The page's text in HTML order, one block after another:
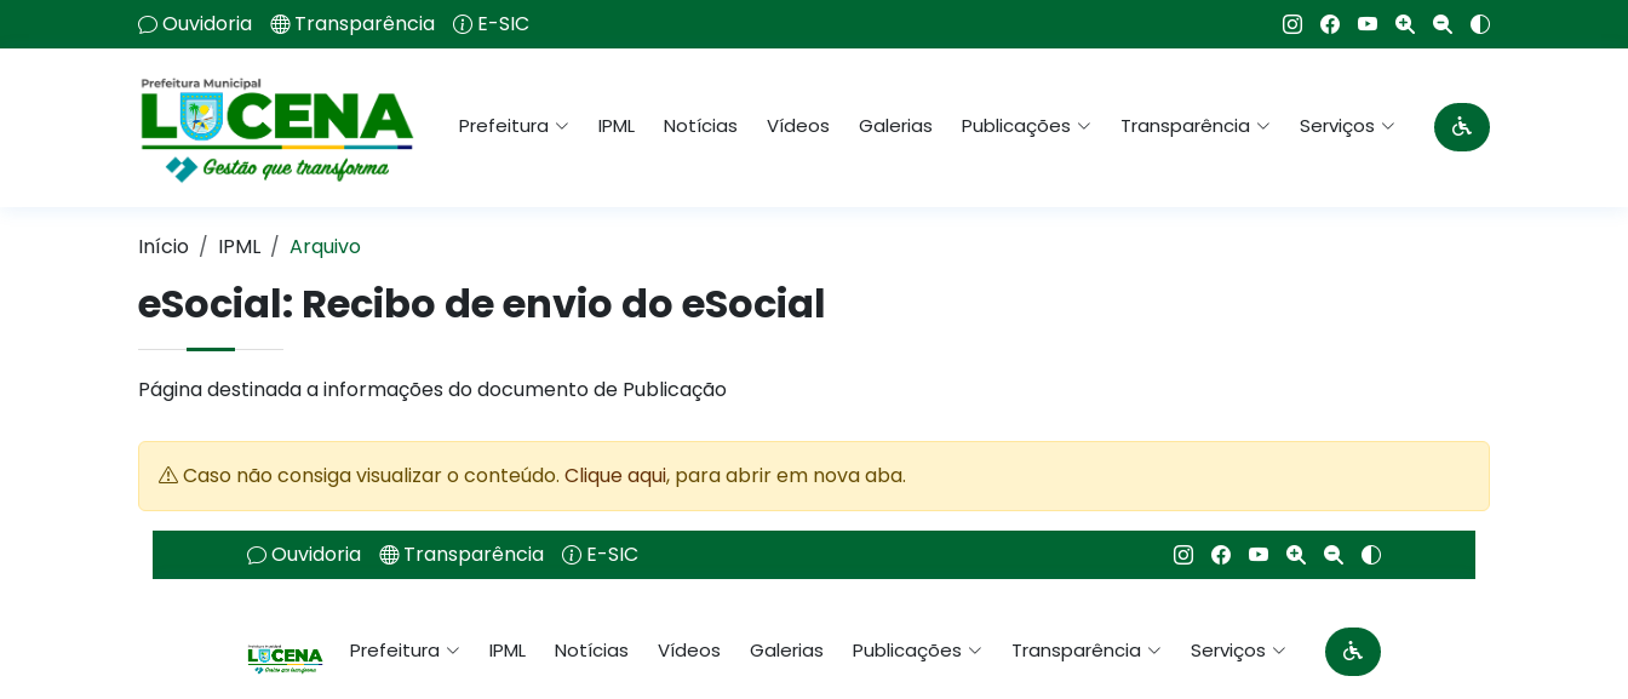
Ouvidoria Transparência E-SIC
Prefeitura IPML Notícias Vídeos Galerias Publicações Transparência Serviços
Início IPML Arquivo
eSocial: Recibo de envio do eSocial
Página destinada a informações do documento de Publicação
Caso não consiga visualizar o conteúdo. Clique aqui, para abrir em nova aba.